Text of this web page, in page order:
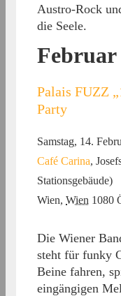
Austro-Rock
die Seele.
Februar
Palais FUZZ
Party
Samstag, 14.
Café Carina,
Stationsgebäude)
Wien, Wien 1080
Die Wiener
steht für funky
Beine fahren,
eingängigen